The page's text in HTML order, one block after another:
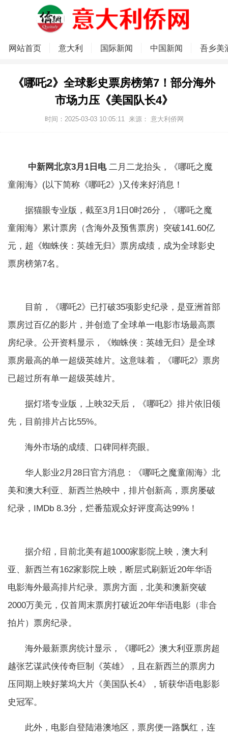
网站首页 意大利 国际新闻 中国新闻 吾乡美
《哪吒2》全球影史票房榜第7！部分海外
市场力压《美国队长4》
时间：2025-03-03 10:05:11 来源： 意大利侨网
中新网北京3月1日电二月二龙抬头，《哪吒之魔
童闹海》(以下简称《哪吒2》)又传来好消息！
据猫眼专业版，截至3月1日0时26分，《哪吒之魔
童闹海》累计票房（含海外及预售票房）突破141.60亿
元，超《蜘蛛侠：英雄无归》票房成绩，成为全球影史
票房榜第7名。
目前，《哪吒2》已打破35项影史纪录，是亚洲首部
票房过百亿的影片，并创造了全球单一电影市场最高票
房纪录。公开资料显示，《蜘蛛侠：英雄无归》是全球
票房最高的单一超级英雄片。这意味着，《哪吒2》票房
已超过所有单一超级英雄片。
据灯塔专业版，上映32天后，《哪吒2》排片依旧领
先，目前排片占比55%。
海外市场的成绩、口碑同样亮眼。
华人影业2月28日官方消息：《哪吒之魔童闹海》北
美和澳大利亚、新西兰热映中，排片创新高，票房屡破
纪录，IMDb 8.3分，烂番茄观众好评度高达99%！
据介绍，目前北美有超1000家影院上映，澳大利
亚、新西兰有162家影院上映，断层式刷新近20年华语
电影海外最高排片纪录。票房方面，北美和澳新突破
2000万美元，仅首周末票房打破近20年华语电影（非合
拍片）票房纪录。
海外最新票房统计显示，《哪吒2》澳大利亚票房超
越张艺谋武侠传奇巨制《英雄》，且在新西兰的票房力
压同期上映好莱坞大片《美国队长4》，斩获华语电影影
史冠军。
此外，电影自登陆港澳地区，票房便一路飘红，连